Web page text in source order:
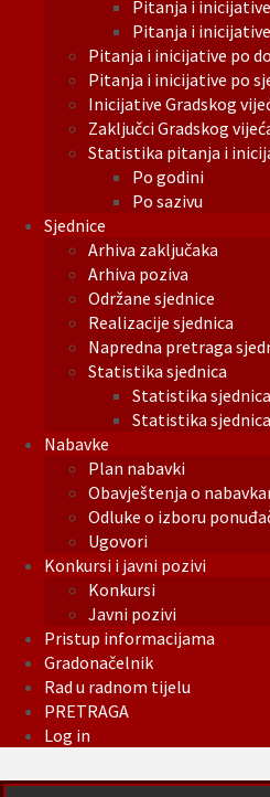
Pitanja i
Pitanja i
Pitanja i inicijative po
Pitanja i inicijative po
Inicijative Gradskog
Zaključci Gradskog
Statistika pitanja i
Po godini
Po sazivu
Sjednice
Arhiva zaključaka
Arhiva poziva
Održane sjednice
Realizacije sjednica
Napredna pretraga
Statistika sjednica
Statistika
Statistika
Nabavke
Plan nabavki
Obavještenja o
Odluke o izboru
Ugovori
Konkursi i javni pozivi
Konkursi
Javni pozivi
Pristup informacijama
Gradonačelnik
Rad u radnom tijelu
PRETRAGA
Log in